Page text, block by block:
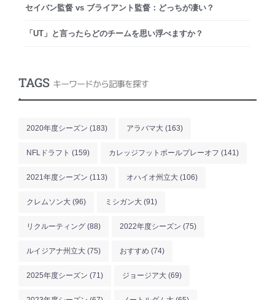
セイバン監督 vs ブライアント監督：どっちが凄い？
「UT」と言ったらどのチームを思い浮べますか？
TAGS キーワードから記事を探す
.
2020年度シーズン (183) アラバマ大 (163)
NFLドラフト (159) カレッジフットボールプレーオフ (141)
2021年度シーズン (113) オハイオ州立大 (106)
クレムソン大 (96) ミシガン大 (91)
リクルーティング (88) 2022年度シーズン (75)
ルイジアナ州立大 (75) おすすめ (74)
2025年度シーズン (71) ジョージア大 (69)